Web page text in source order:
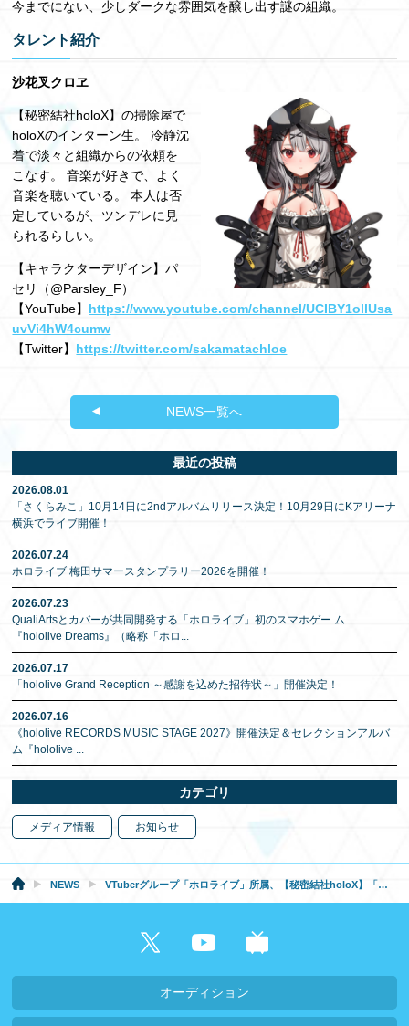
今までにない、少しダークな雰囲気を醸し出す謎の組織。
タレント紹介
沙花叉クロヱ
【秘密結社holoX】の掃除屋で
holoXのインターン生。 冷静沈
着で淡々と組織からの依頼を
こなす。 音楽が好きで、よく
音楽を聴いている。 本人は否
定しているが、ツンデレに見
られるらしい。
【キャラクターデザイン】パ
セリ（@Parsley_F）
【YouTube】 https://www.youtube.com/channel/UCIBY1ollUsa
uvVi4hW4cumw
【Twitter】 https://twitter.com/sakamatachloe
NEWS一覧へ
最近の投稿
2026.08.01
「さくらみこ」10月14日に2ndアルバムリリース決定！10月29日にKアリーナ
横浜でライブ開催！
2026.07.24
ホロライブ 梅田サマースタンプラリー2026を開催！
2026.07.23
QualiArtsとカバーが共同開発する「ホロライブ」初のスマホゲー ム
『hololive Dreams』（略称「ホロ ...
2026.07.17
「hololive Grand Reception ～感謝を込めた招待状～」開催決定！
2026.07.16
《hololive RECORDS MUSIC STAGE 2027》開催決定＆セレクションアルバ
ム『hololive ...
カテゴリ
メディア情報 お知らせ
NEWS VTuberグループ「ホロライブ」所属、【秘密結社holoX】「沙花叉クロヱ」3Dお披露目配信実施のお知らせ
オーディション